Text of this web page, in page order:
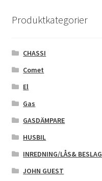
Produktkategorier
CHASSI
Comet
El
Gas
GASDÄMPARE
HUSBIL
INREDNING/LÅS& BESLAG
JOHN GUEST